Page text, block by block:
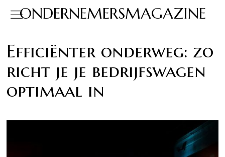
ONDERNEMERSMAGAZINE
Efficiënter onderweg: zo
richt je je bedrijfswagen
optimaal in